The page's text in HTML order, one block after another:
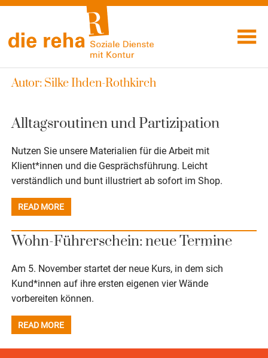
Skip
content
Visuelle
öffnen.
Soziale
Dienste mit
Kontur
Autor: Silke Ihden-Rothkirch
Aktuelles
Alltagsroutinen und Partizipation22. Juli 2026
Nutzen Sie unsere Materialien für die Arbeit mit
Klient*innen und die Gesprächsführung. Leicht
verständlich und bunt illustriert ab sofort im Shop.
READ MORE
Aktuelles
Wohn-Führerschein: neue Termine
22. August 2025
Am 5. November startet der neue Kurs, in dem sich
Kund*innen auf ihre ersten eigenen vier Wände
vorbereiten können.
READ MORE